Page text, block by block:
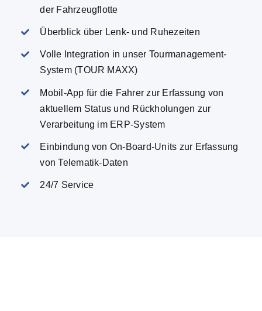
der Fahrzeugflotte
Überblick über Lenk- und Ruhezeiten
Volle Integration in unser Tourmanagement-
System (TOUR MAXX)
Mobil-App für die Fahrer zur Erfassung von
aktuellem Status und Rückholungen zur
Verarbeitung im ERP-System
Einbindung von On-Board-Units zur Erfassung
von Telematik-Daten
24/7 Service